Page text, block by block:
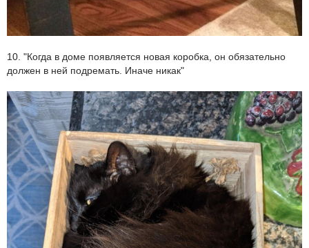
10. "Когда в доме появляется новая коробка, он обязательно
должен в ней подремать. Иначе никак"